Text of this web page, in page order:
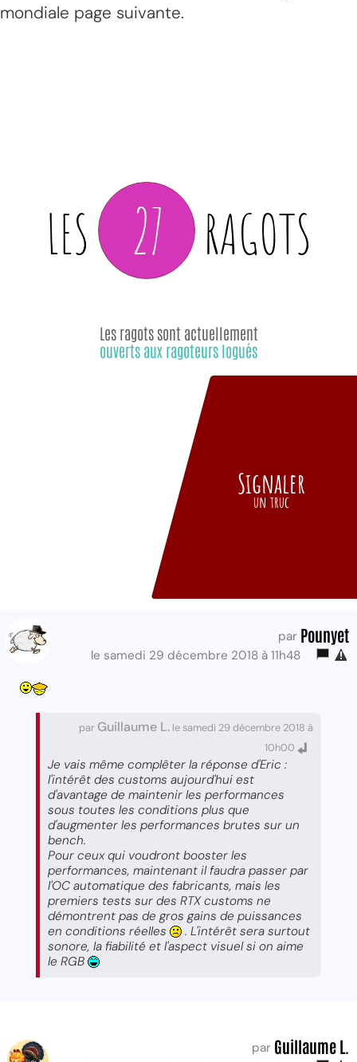
mondiale page suivante.
LES 27 RAGOTS
Les ragots sont actuellement
ouverts aux ragoteurs logués
Signaler
un truc
par Pounyet
le samedi 29 décembre 2018 à 11h48
par Guillaume L. le samedi 29 décembre 2018 à
10h00
Je vais même complêter la réponse d'Eric :
l'intérêt des customs aujourd'hui est
d'avantage de maintenir les performances
sous toutes les conditions plus que
d'augmenter les performances brutes sur un
bench.
Pour ceux qui voudront booster les
performances, maintenant il faudra passer par
l'OC automatique des fabricants, mais les
premiers tests sur des RTX customs ne
démontrent pas de gros gains de puissances
en conditions réelles
. L'intérêt sera surtout
sonore, la fiabilité et l'aspect visuel si on aime
le RGB
par Guillaume L.